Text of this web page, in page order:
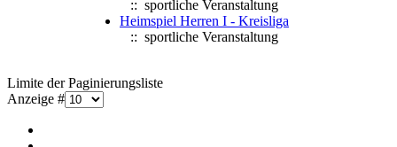
:: sportliche Veranstaltung
Heimspiel Herren I - Kreisliga
:: sportliche Veranstaltung
Limite der Paginierungsliste
Anzeige #